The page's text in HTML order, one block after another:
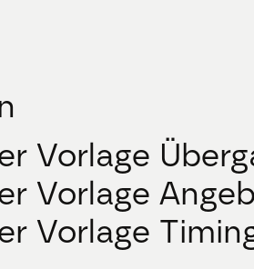
Vorlage
Vorlage
Vorlage